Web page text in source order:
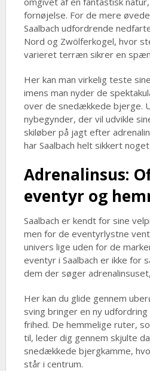
fornøjelse. For de mere
Saalbach udfordrende
Nord og Zwölferkogel, hvor
varieret terræn sikrer en
Her kan man virkelig teste
imens man nyder de
over de snedækkede bjerge.
nybegynder, der vil udvikle
skiløber på jagt efter
har Saalbach helt sikkert
Adrenalinsus:
eventyr og
Saalbach er kendt for sine
men for de eventyrlystne
univers lige uden for de
eventyr i Saalbach er ikke for
dem der søger
Her kan du glide gennem
sving bringer en ny
frihed. De hemmelige ruter,
til, leder dig gennem skjulte
snedækkede bjergkamme,
står i centrum.